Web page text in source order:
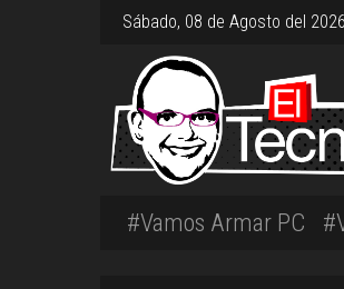
Sábado, 08 de Agosto del 2026
#Vamos Armar PC